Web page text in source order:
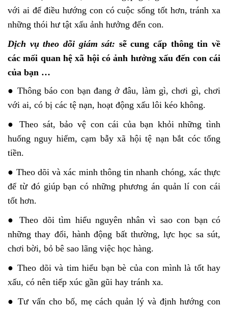
với ai để điều hướng con có cuộc sống tốt hơn, tránh xa
những thói hư tật xấu ảnh hưởng đến con.
Dịch vụ theo dõi giám sát: sẽ cung cấp thông tin về
các mối quan hệ xã hội có ảnh hưởng xấu đến con cái
của bạn …
● Thông báo con bạn đang ở đâu, làm gì, chơi gì, chơi
với ai, có bị các tệ nạn, hoạt động xấu lôi kéo không.
● Theo sát, bảo vệ con cái của bạn khỏi những tình
huống nguy hiểm, cạm bẫy xã hội tệ nạn bắt cóc tống
tiền.
● Theo dõi và xác minh thông tin nhanh chóng, xác thực
để từ đó giúp bạn có những phương án quản lí con cái
tốt hơn.
● Theo dõi tìm hiểu nguyên nhân vì sao con bạn có
những thay đổi, hành động bất thường, lực học sa sút,
chơi bời, bỏ bê sao lãng việc học hàng.
● Theo dõi và tim hiểu bạn bè của con mình là tốt hay
xấu, có nên tiếp xúc gần gũi hay tránh xa.
● Tư vấn cho bố, mẹ cách quản lý và định hướng con